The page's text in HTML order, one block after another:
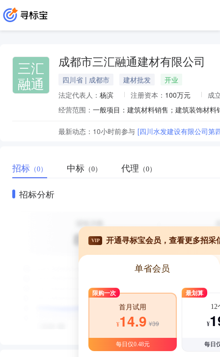
三汇
融通
成都市三汇融通建材有限公司
四川省 | 成都市 建材批发
开业
法定代表人： 杨滨 注册资本： 100万元
成
经营范围：
最新动态： 10小时前参与 [四川水发建设有限公司第
招标 （0） 中标 （0） 代理 （0）
招标分析
VIP 开通寻标宝会员，查看更多招采
单省会员
限购一次
首月试用
¥14.9 ¥39
每日仅0.48元
最划算
12
¥
每日